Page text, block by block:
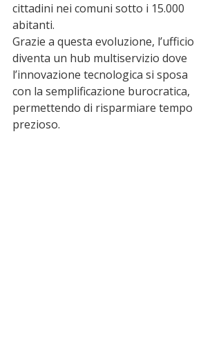
cittadini nei comuni sotto i 15.000
abitanti.
Grazie a questa evoluzione, l’ufficio
diventa un hub multiservizio dove
l’innovazione tecnologica si sposa
con la semplificazione burocratica,
permettendo di risparmiare tempo
prezioso.